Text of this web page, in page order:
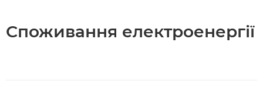
Споживання електроенергії